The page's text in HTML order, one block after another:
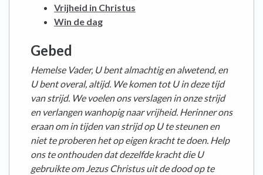
Vrijheid in Christus
Win de dag
Gebed
Hemelse Vader, U bent almachtig en alwetend, en
U bent overal, altijd. We komen tot U in deze tijd
van strijd. We voelen ons verslagen in onze strijd
en verlangen wanhopig naar vrijheid. Herinner ons
eraan om in tijden van strijd op U te steunen en
niet te proberen het op eigen kracht te doen. Help
ons te onthouden dat dezelfde kracht die U
gebruikte om Jezus Christus uit de dood op te